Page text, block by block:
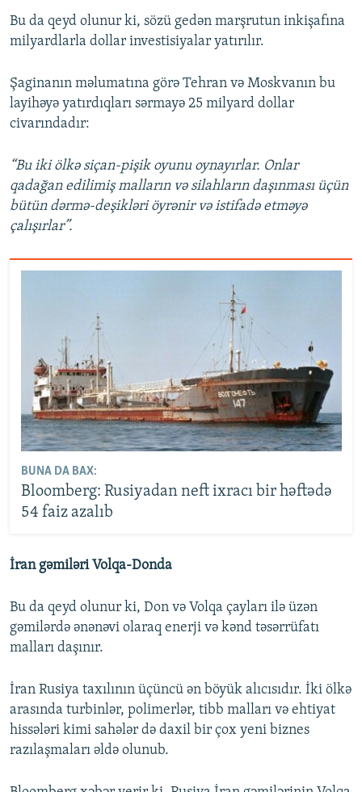
Bu da qeyd olunur ki, sözü gedən marşrutun inkişafına
milyardlarla dollar investisiyalar yatırılır.
Şaginanın məlumatına görə Tehran və Moskvanın bu
layihəyə yatırdıqları sərmayə 25 milyard dollar
civarındadır:
“Bu iki ölkə siçan-pişik oyunu oynayırlar. Onlar
qadağan edilimiş malların və silahların daşınması üçün
bütün dərmə-deşikləri öyrənir və istifadə etməyə
çalışırlar”.
BUNA DA BAX:
Bloomberg: Rusiyadan neft ixracı bir həftədə
54 faiz azalıb
İran gəmiləri Volqa-Donda
Bu da qeyd olunur ki, Don və Volqa çayları ilə üzən
gəmilərdə ənənəvi olaraq enerji və kənd təsərrüfatı
malları daşınır.
İran Rusiya taxılının üçüncü ən böyük alıcısıdır. İki ölkə
arasında turbinlər, polimerlər, tibb malları və ehtiyat
hissələri kimi sahələr də daxil bir çox yeni biznes
razılaşmaları əldə olunub.